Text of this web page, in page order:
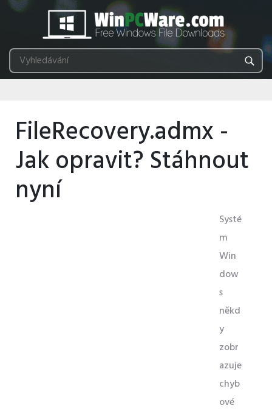
FileRecovery.admx -
Jak opravit? Stáhnout
nyní
Systé
m
Win
dow
s
někd
y
zobr
azuje
chyb
ové